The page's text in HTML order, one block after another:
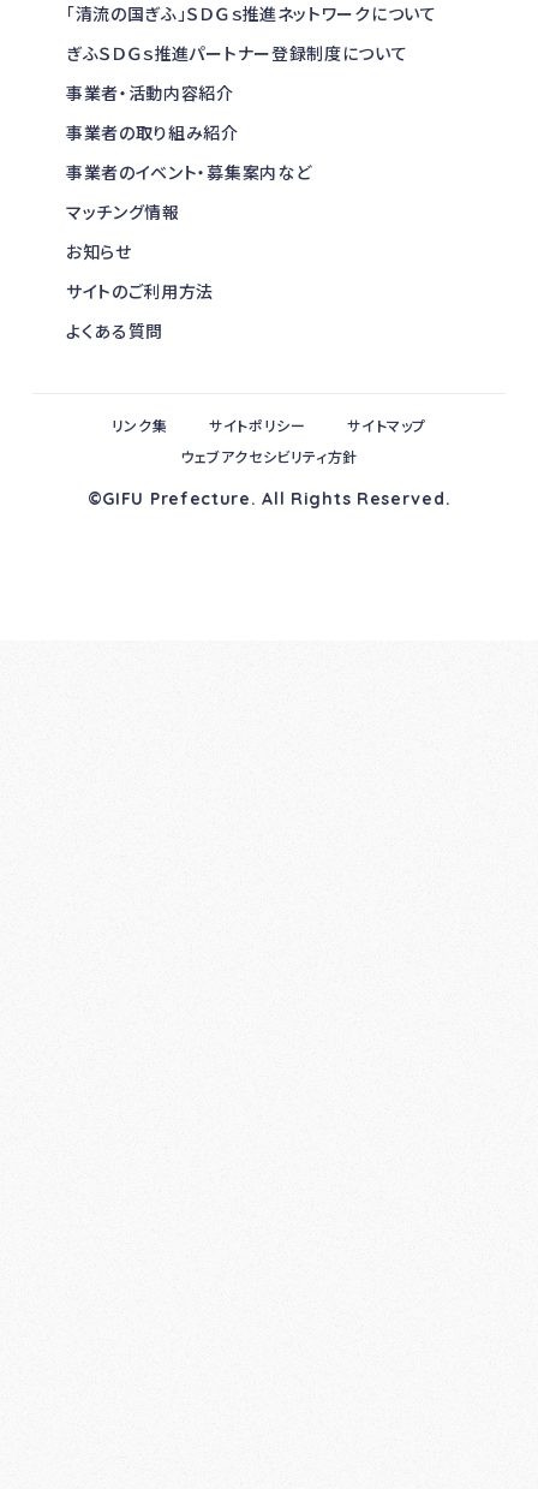
「清流の国ぎふ」ＳＤＧｓ推進ネットワークについて
ぎふＳＤＧｓ推進パートナー登録制度について
事業者・活動内容紹介
事業者の取り組み紹介
事業者のイベント・募集案内など
マッチング情報
お知らせ
サイトのご利用方法
よくある質問
©GIFU Prefecture. All Rights Reserved.
リンク集 サイトポリシー
サイトマップ
ウェブアクセシビリティ方針